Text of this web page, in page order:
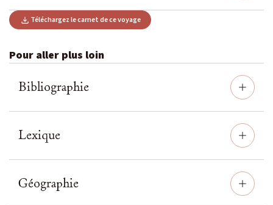
Téléchargez le carnet de ce voyage
Pour aller plus loin
Bibliographie
Lexique
Géographie